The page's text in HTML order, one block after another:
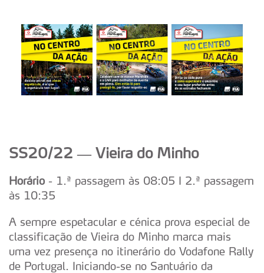
SS20/22 — Vieira do Minho
Horário - 1.ª passagem às 08:05 I 2.ª passagem
às 10:35
A sempre espetacular e cénica prova especial de
classificação de Vieira do Minho marca mais
uma vez presença no itinerário do Vodafone Rally
de Portugal. Iniciando-se no Santuário da